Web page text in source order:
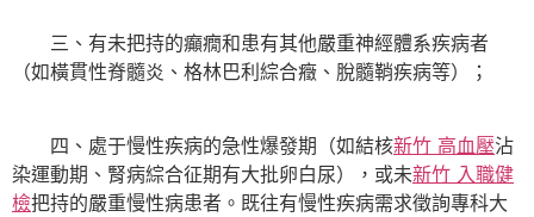
三、有未把持的癲癇和患有其他嚴重神經體系疾病者
（如橫貫性脊髓炎、格林巴利綜合癥、脫髓鞘疾病等）；
四、處于慢性疾病的急性爆發期（如結核新竹 高血壓沾
染運動期、腎病綜合征期有大批卵白尿），或未新竹 入職健
檢把持的嚴重慢性病患者。既往有慢性疾病需求徵詢專科大